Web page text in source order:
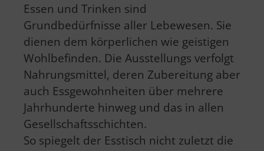
Essen und Trinken sind
Grundbedürfnisse aller Lebewesen. Sie
dienen dem körperlichen wie geistigen
Wohlbefinden. Die Ausstellungs verfolgt
Nahrungsmittel, deren Zubereitung aber
auch Essgewohnheiten über mehrere
Jahrhunderte hinweg und das in allen
Gesellschaftsschichten.
So spiegelt der Esstisch nicht zuletzt die